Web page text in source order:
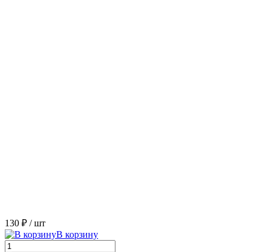
130 ₽ / шт
В корзину